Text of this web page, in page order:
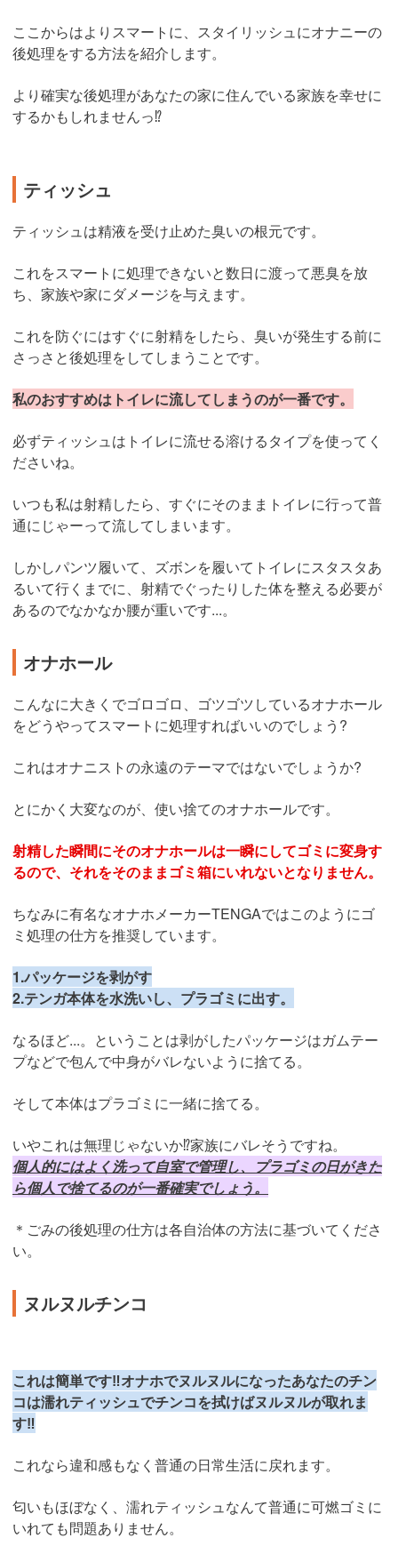
ここからはよりスマートに、スタイリッシュにオナニーの
後処理をする方法を紹介します。
より確実な後処理があなたの家に住んでいる家族を幸せに
するかもしれませんっ⁉︎
ティッシュ
ティッシュは精液を受け止めた臭いの根元です。
これをスマートに処理できないと数日に渡って悪臭を放
ち、家族や家にダメージを与えます。
これを防ぐにはすぐに射精をしたら、臭いが発生する前に
さっさと後処理をしてしまうことです。
私のおすすめはトイレに流してしまうのが一番です。
必ずティッシュはトイレに流せる溶けるタイプを使ってく
ださいね。
いつも私は射精したら、すぐにそのままトイレに行って普
通にじゃーって流してしまいます。
しかしパンツ履いて、ズボンを履いてトイレにスタスタあ
るいて行くまでに、射精でぐったりした体を整える必要が
あるのでなかなか腰が重いです...。
オナホール
こんなに大きくでゴロゴロ、ゴツゴツしているオナホール
をどうやってスマートに処理すればいいのでしょう?
これはオナニストの永遠のテーマではないでしょうか?
とにかく大変なのが、使い捨てのオナホールです。
射精した瞬間にそのオナホールは一瞬にしてゴミに変身す
るので、それをそのままゴミ箱にいれないとなりません。
ちなみに有名なオナホメーカーTENGAではこのようにゴ
ミ処理の仕方を推奨しています。
1.パッケージを剥がす
2.テンガ本体を水洗いし、プラゴミに出す。
なるほど...。ということは剥がしたパッケージはガムテー
プなどで包んで中身がバレないように捨てる。
そして本体はプラゴミに一緒に捨てる。
いやこれは無理じゃないか⁉︎家族にバレそうですね。
個人的にはよく洗って自室で管理し、プラゴミの日がきた
ら個人で捨てるのが一番確実でしょう。
＊ごみの後処理の仕方は各自治体の方法に基づいてくださ
い。
ヌルヌルチンコ
これは簡単です‼︎オナホでヌルヌルになったあなたのチン
コは濡れティッシュでチンコを拭けばヌルヌルが取れま
す‼︎
これなら違和感もなく普通の日常生活に戻れます。
匂いもほぼなく、濡れティッシュなんて普通に可燃ゴミに
いれても問題ありません。